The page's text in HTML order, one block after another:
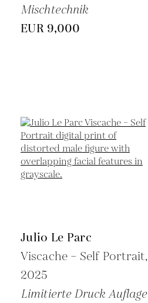
Mischtechnik
EUR 9,000
Julio Le Parc
Viscache – Self Portrait,
2025
Limitierte Druck Auflage